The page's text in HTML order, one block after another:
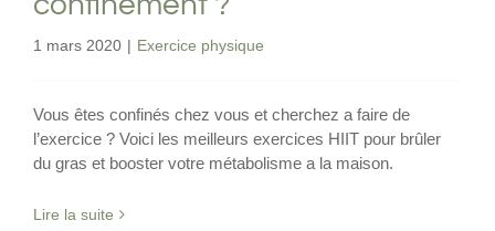
1 mars 2020 | Exercice physique
Vous êtes confinés chez vous et cherchez a faire de
l’exercice ? Voici les meilleurs exercices HIIT pour brûler
du gras et booster votre métabolisme a la maison.
Lire la suite